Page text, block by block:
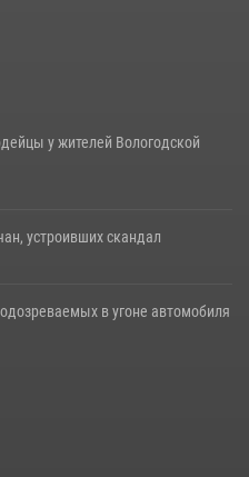
у жителей Вологодской
устроивших скандал
в угоне автомобиля